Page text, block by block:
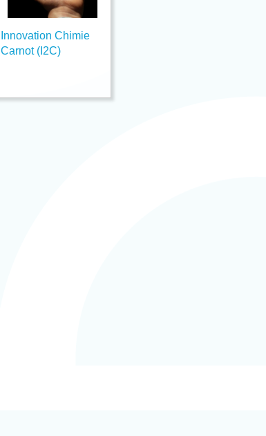
Innovation Chimie
Carnot (I2C)